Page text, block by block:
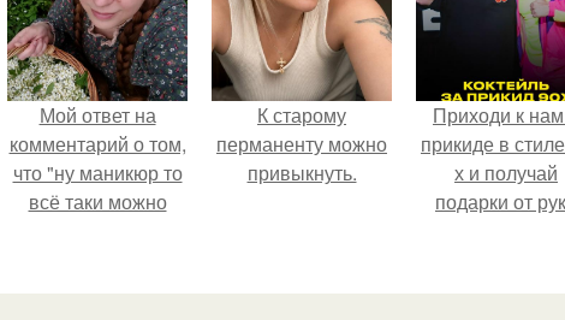
Мой ответ на
комментарий о том,
что "ну маникюр то
всё таки можно
К старому
перманенту можно
привыкнуть.
Приходи к
прикиде в
х и получай
подарки от